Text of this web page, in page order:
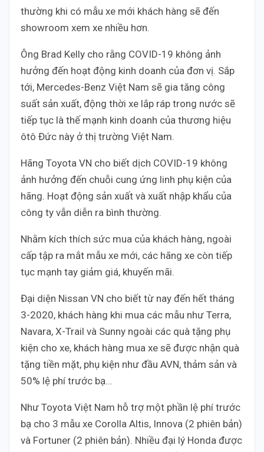
thường khi có mẫu xe mới khách hàng sẽ đến
showroom xem xe nhiều hơn.
Ông Brad Kelly cho rằng COVID-19 không ảnh
hưởng đến hoạt động kinh doanh của đơn vị. Sắp
tới, Mercedes-Benz Việt Nam sẽ gia tăng công
suất sản xuất, động thời xe lắp ráp trong nước sẽ
tiếp tục là thế mạnh kinh doanh của thương hiệu
ôtô Đức này ở thị trường Việt Nam.
Hãng Toyota VN cho biết dịch COVID-19 không
ảnh hưởng đến chuỗi cung ứng linh phụ kiện của
hãng. Hoạt động sản xuất và xuất nhập khẩu của
công ty vẫn diễn ra bình thường.
Nhằm kích thích sức mua của khách hàng, ngoài
cấp tập ra mắt mẫu xe mới, các hãng xe còn tiếp
tục mạnh tay giảm giá, khuyến mãi.
Đại diện Nissan VN cho biết từ nay đến hết tháng
3-2020, khách hàng khi mua các mẫu như Terra,
Navara, X-Trail và Sunny ngoài các quà tặng phụ
kiện cho xe, khách hàng mua xe sẽ được nhận quà
tặng tiền mặt, phụ kiện như đầu AVN, thảm sản và
50% lệ phí trước bạ…
Như Toyota Việt Nam hỗ trợ một phần lệ phí trước
bạ cho 3 mẫu xe Corolla Altis, Innova (2 phiên bản)
và Fortuner (2 phiên bản). Nhiều đại lý Honda được